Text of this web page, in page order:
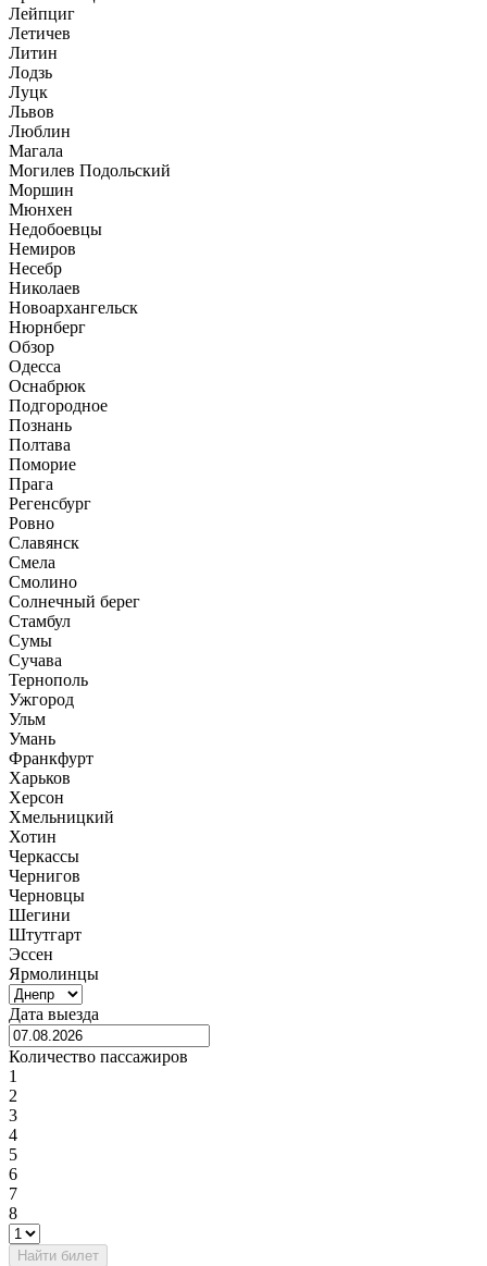
Лейпциг
Летичев
Литин
Лодзь
Луцк
Львов
Люблин
Магала
Могилев Подольский
Моршин
Мюнхен
Недобоевцы
Немиров
Несебр
Николаев
Новоархангельск
Нюрнберг
Обзор
Одесса
Оснабрюк
Подгородное
Познань
Полтава
Поморие
Прага
Регенсбург
Ровно
Славянск
Смела
Смолино
Солнечный берег
Стамбул
Сумы
Сучава
Тернополь
Ужгород
Ульм
Умань
Франкфурт
Харьков
Херсон
Хмельницкий
Хотин
Черкассы
Чернигов
Черновцы
Шегини
Штутгарт
Эссен
Ярмолинцы
Дата выезда
Количество пассажиров
1
2
3
4
5
6
7
8